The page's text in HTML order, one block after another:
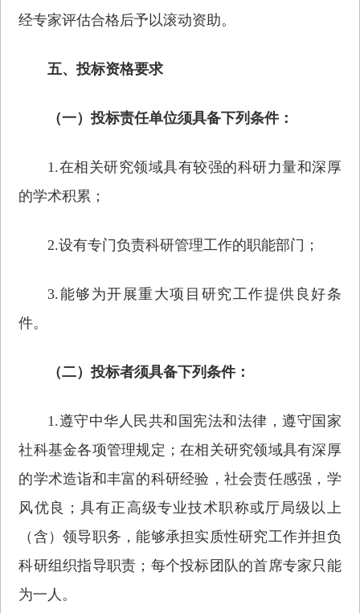
经专家评估合格后予以滚动资助。
五、投标资格要求
（一）投标责任单位须具备下列条件：
1.在相关研究领域具有较强的科研力量和深厚
的学术积累；
2.设有专门负责科研管理工作的职能部门；
3.能够为开展重大项目研究工作提供良好条
件。
（二）投标者须具备下列条件：
1.遵守中华人民共和国宪法和法律，遵守国家
社科基金各项管理规定；在相关研究领域具有深厚
的学术造诣和丰富的科研经验，社会责任感强，学
风优良；具有正高级专业技术职称或厅局级以上
（含）领导职务，能够承担实质性研究工作并担负
科研组织指导职责；每个投标团队的首席专家只能
为一人。